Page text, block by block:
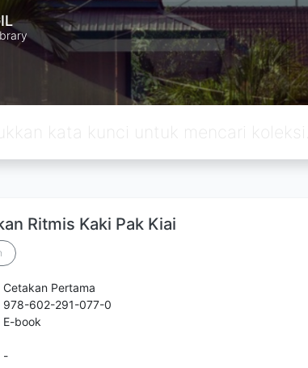
Ritmis Kaki Pak Kiai
Cetakan Pertama
978-602-291-077-0
E-book
-